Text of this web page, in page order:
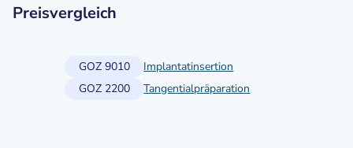
Preisvergleich
GOZ 9010
Implantatinsertion
GOZ 2200
Tangentialpräparation